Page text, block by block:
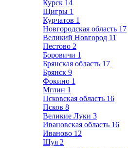
Курск 14
Щигры 1
Курчатов 1
Новгородская область 17
Великий Новгород 11
Пестово 2
Боровичи 1
Брянская область 17
Брянск 9
Фокино 1
Мглин 1
Псковская область 16
Псков 8
Великие Луки 3
Ивановская область 16
Иваново 12
Шуя 2